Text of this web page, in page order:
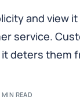
and view it
service.
deters them
MIN READ